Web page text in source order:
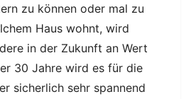
zu können oder mal zu
Haus wohnt, wird
in der Zukunft an Wert
30 Jahre wird es für die
sicherlich sehr spannend